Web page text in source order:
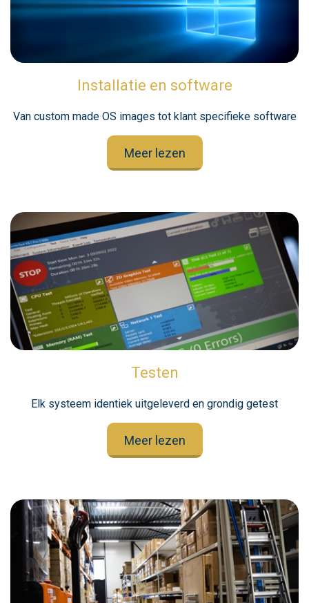
Installatie en software
Van custom made OS images tot klant specifieke software
Meer lezen
Testen
Elk systeem identiek uitgeleverd en grondig getest
Meer lezen